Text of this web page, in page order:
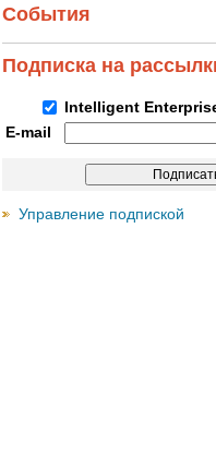
События
Подписка на
Intelligent
E-mail
Управление подпиской